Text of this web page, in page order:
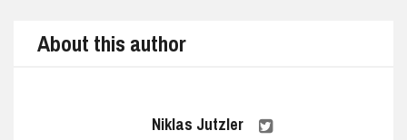
About this author
Niklas Jutzler